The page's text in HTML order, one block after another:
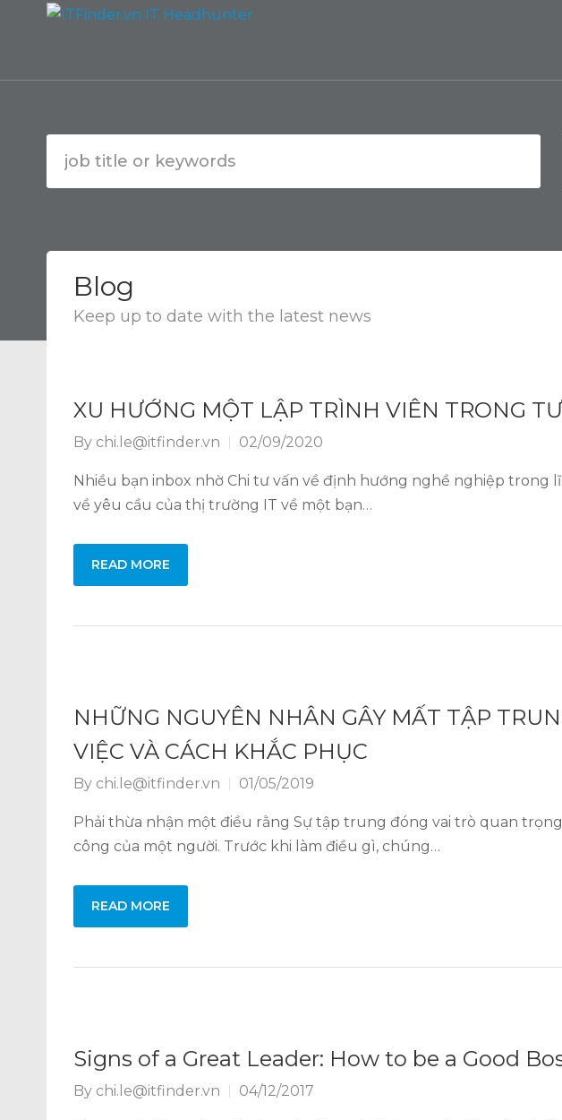
Blog
Keep up to date with the latest news
XU HƯỚNG MỘT LẬP TRÌNH VIÊN TRONG
By chi.le@itfinder.vn 02/09/2020
Nhiều bạn inbox nhờ Chi tư vấn về định hướng nghề nghiệp trong
về yêu cầu của thị trường IT về một bạn…
READ MORE
NHỮNG NGUYÊN NHÂN GÂY MẤT TẬP
VIỆC VÀ CÁCH KHẮC PHỤC
By chi.le@itfinder.vn 01/05/2019
Phải thừa nhận một điều rằng Sự tập trung đóng vai trò quan
công của một người. Trước khi làm điều gì, chúng…
READ MORE
Signs of a Great Leader: How to be a Good
By chi.le@itfinder.vn 04/12/2017